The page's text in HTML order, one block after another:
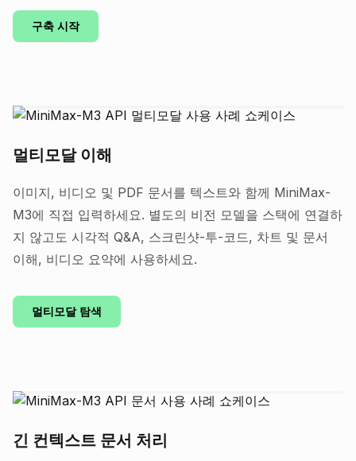
구축 시작
멀티모달 이해
이미지, 비디오 및 PDF 문서를 텍스트와 함께 MiniMax-
M3에 직접 입력하세요. 별도의 비전 모델을 스택에 연결하
지 않고도 시각적 Q&A, 스크린샷-투-코드, 차트 및 문서
이해, 비디오 요약에 사용하세요.
멀티모달 탐색
긴 컨텍스트 문서 처리